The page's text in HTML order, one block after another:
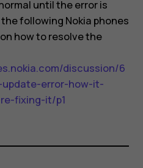
phones
until the error is
following Nokia phones
how to resolve the
discussion/6
update-error-how-it-
fixing-it/p1